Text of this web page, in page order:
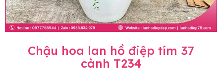
Chậu hoa lan hồ điệp tím 37
cành T234